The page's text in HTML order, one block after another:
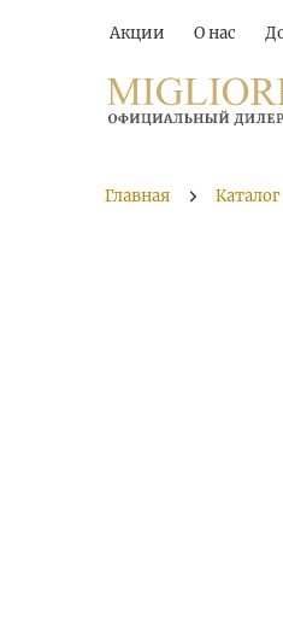
Акции О нас
Главная Каталог